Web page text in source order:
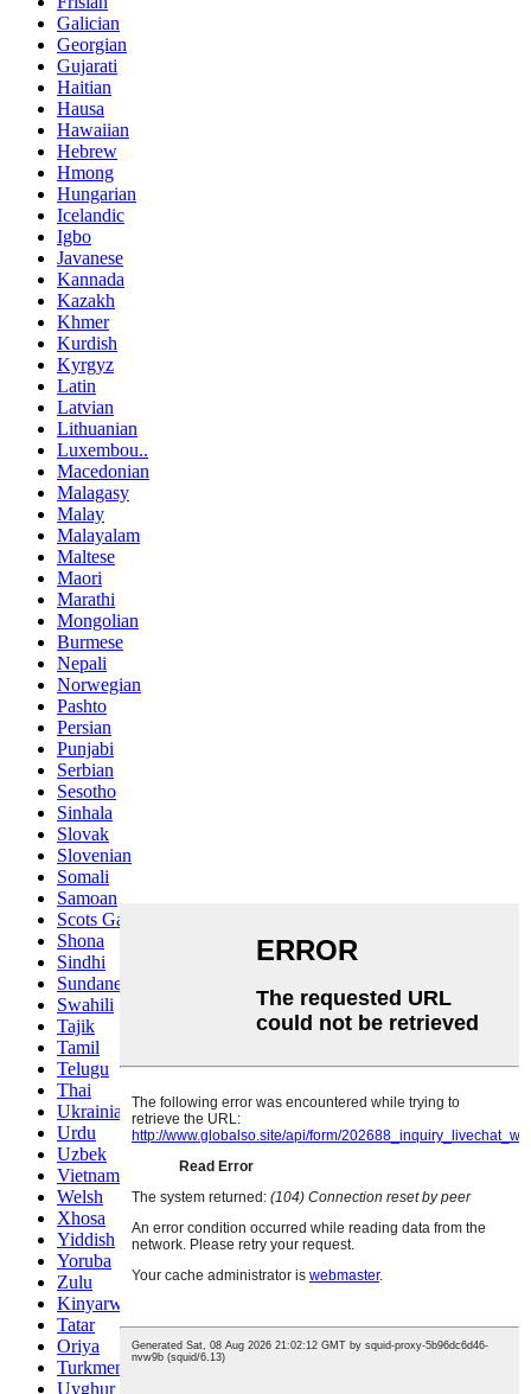
Galician
Georgian
Gujarati
Haitian
Hausa
Hawaiian
Hebrew
Hmong
Hungarian
Icelandic
Igbo
Javanese
Kannada
Kazakh
Khmer
Kurdish
Kyrgyz
Latin
Latvian
Lithuanian
Luxembou..
Macedonian
Malagasy
Malay
Malayalam
Maltese
Maori
Marathi
Mongolian
Burmese
Nepali
Norwegian
Pashto
Persian
Punjabi
Serbian
Sesotho
Sinhala
Slovak
Slovenian
Somali
Samoan
Scots Gaelic
Shona
Sindhi
Sundanese
Swahili
Tajik
Tamil
Telugu
Thai
Ukrainian
Urdu
Uzbek
Vietnamese
Welsh
Xhosa
Yiddish
Yoruba
Zulu
Kinyarwanda
Tatar
Oriya
Turkmen
Uyghur